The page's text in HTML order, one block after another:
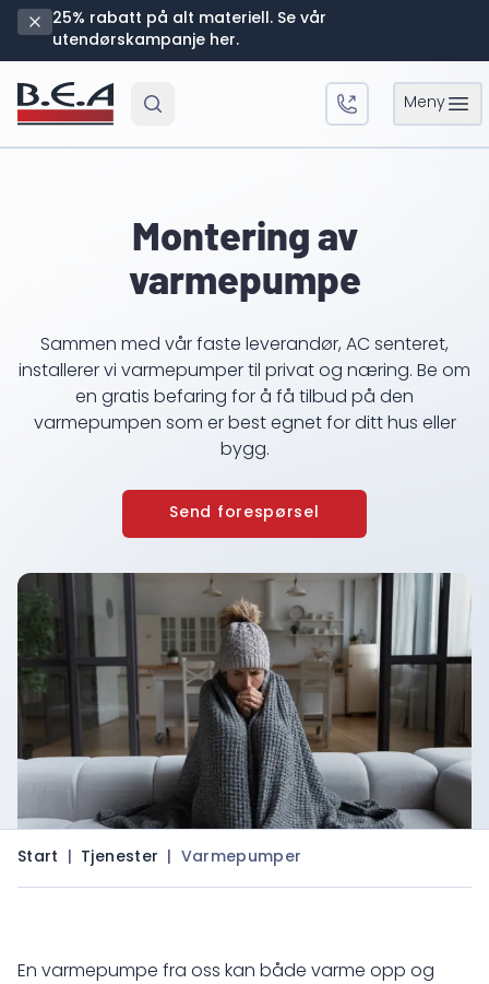
25% rabatt på alt materiell. Se vår
utendørskampanje her.
Meny
Montering av
varmepumpe
Sammen med vår faste leverandør, AC senteret,
installerer vi varmepumper til privat og næring. Be om
en gratis befaring for å få tilbud på den
varmepumpen som er best egnet for ditt hus eller
bygg.
Send forespørsel
Start Tjenester Varmepumper
En varmepumpe fra oss kan både varme opp og